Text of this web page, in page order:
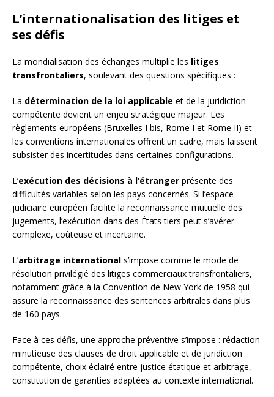
L’internationalisation des litiges et
ses défis
La mondialisation des échanges multiplie les litiges
transfrontaliers, soulevant des questions spécifiques :
La détermination de la loi applicable et de la juridiction
compétente devient un enjeu stratégique majeur. Les
règlements européens (Bruxelles I bis, Rome I et Rome II) et
les conventions internationales offrent un cadre, mais laissent
subsister des incertitudes dans certaines configurations.
L’exécution des décisions à l’étranger présente des
difficultés variables selon les pays concernés. Si l’espace
judiciaire européen facilite la reconnaissance mutuelle des
jugements, l’exécution dans des États tiers peut s’avérer
complexe, coûteuse et incertaine.
L’arbitrage international s’impose comme le mode de
résolution privilégié des litiges commerciaux transfrontaliers,
notamment grâce à la Convention de New York de 1958 qui
assure la reconnaissance des sentences arbitrales dans plus
de 160 pays.
Face à ces défis, une approche préventive s’impose : rédaction
minutieuse des clauses de droit applicable et de juridiction
compétente, choix éclairé entre justice étatique et arbitrage,
constitution de garanties adaptées au contexte international.